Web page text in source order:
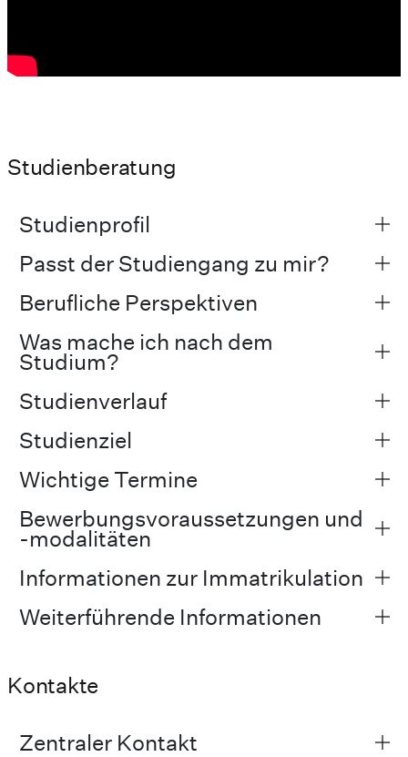
Studienberatung
Studienprofil
Passt der Studiengang zu mir?
Berufliche Perspektiven
Was mache ich nach dem
Studium?
Studienverlauf
Studienziel
Wichtige Termine
Bewerbungsvoraussetzungen und
-modalitäten
Informationen zur Immatrikulation
Weiterführende Informationen
Kontakte
Zentraler Kontakt